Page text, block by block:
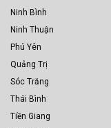
Ninh Bình
Ninh Thuận
Phú Yên
Quảng Trị
Sóc Trăng
Thái Bình
Tiền Giang